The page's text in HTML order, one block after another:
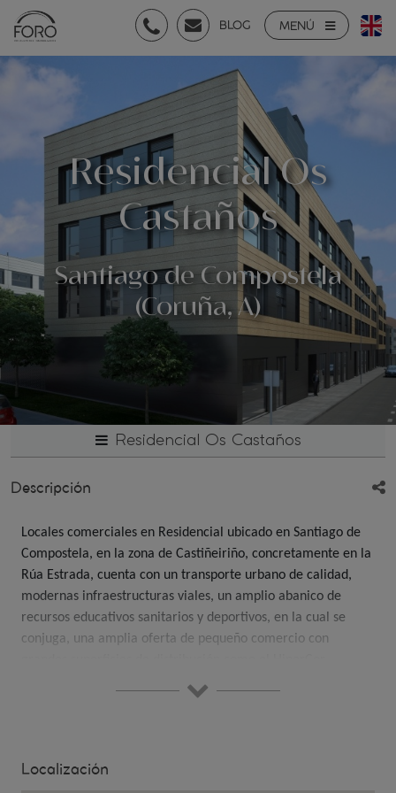
MENÚ
BLOG
Residencial Os
Castaños
Santiago de Compostela
(Coruña, A)
Residencial Os Castaños
Descripción
Locales comerciales en Residencial ubicado en Santiago de
Compostela, en la zona de Castiñeiriño, concretamente en la
Rúa Estrada, cuenta con un transporte urbano de calidad,
modernas infraestructuras viales, un amplio abanico de
recursos educativos sanitarios y deportivos, en la cual se
conjuga, una amplia oferta de pequeño comercio con
Cabe señalar su proximidad a la ciudad de la Cultura, el
Un entorno consolidado con amplia dotación de Servicios que
Localización